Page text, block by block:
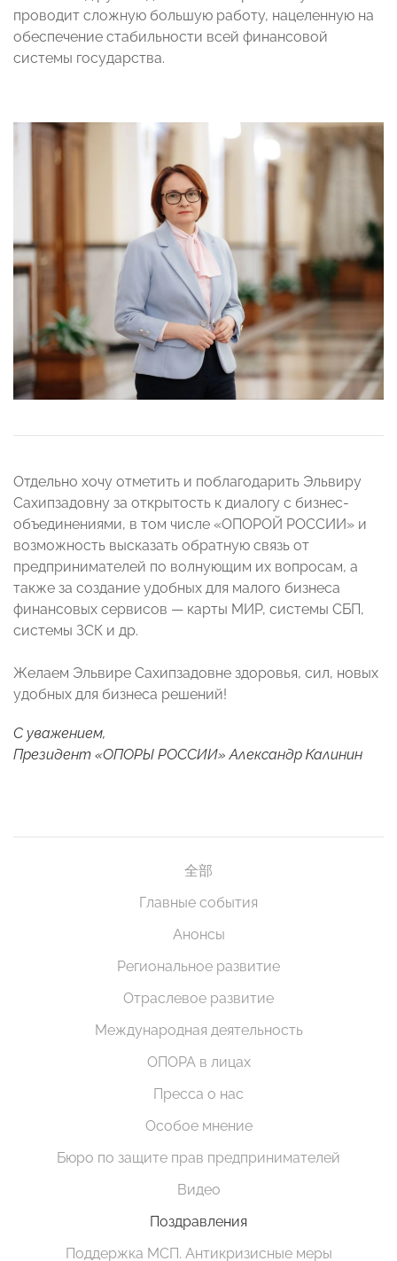
проводит сложную большую работу, нацеленную на
обеспечение стабильности всей финансовой
системы государства.
Отдельно хочу отметить и поблагодарить Эльвиру
Сахипзадовну за открытость к диалогу с бизнес-
объединениями, в том числе «ОПОРОЙ РОССИИ» и
возможность высказать обратную связь от
предпринимателей по волнующим их вопросам, а
также за создание удобных для малого бизнеса
финансовых сервисов — карты МИР, системы СБП,
системы ЗСК и др.
Желаем Эльвире Сахипзадовне здоровья, сил, новых
удобных для бизнеса решений!
С уважением,
Президент «ОПОРЫ РОССИИ» Александр Калинин
全部
Главные события
Анонсы
Региональное развитие
Отраслевое развитие
Международная деятельность
ОПОРА в лицах
Пресса о нас
Особое мнение
Бюро по защите прав предпринимателей
Видео
Поздравления
Поддержка МСП. Антикризисные меры